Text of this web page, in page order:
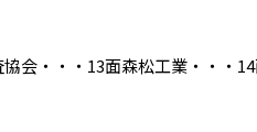
会・・・13面森松工業・・・